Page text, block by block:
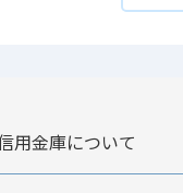
用金庫について